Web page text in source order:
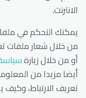
الانترنت.
يمكنك التحكم في
من خلال شعار ملفات
أو من خلال زيارة
أيضا مزيدا من
تعريف الارتباط، وكيف